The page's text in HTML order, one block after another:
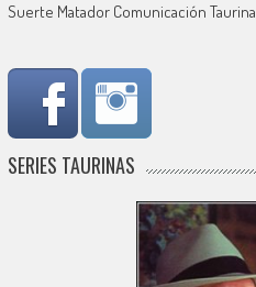
Suerte Matador Comunicación Taurina
SERIES TAURINAS